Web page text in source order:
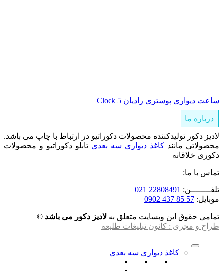
ساعت دیواری پوستری رادیان Clock 5
درباره ما
لادیز دکور تولیدکننده محصولات دکوراتیو در ارتباط با چاپ می باشد.
محصولاتی مانندکاغذ دیواری سه بعدی تابلو دکوراتیو و محصولات
دکوری خلاقانه
تماس با ما:
تلفــــــــن: 22808491 021
موبایل: 57 85 437 0902
تمامی حقوق این وبسایت متعلق به لادیز دکور می باشد ©
طراح و مجری : کانون تبلیغات طلیعه
کاغذ دیواری سه بعدی